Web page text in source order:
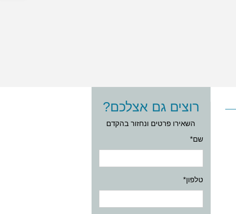
רוצים גם אצלכם?
השאירו פרטים ונחזור בהקדם
שם*
טלפון*